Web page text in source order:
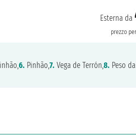
Esterna da
prezzo
6. Pinhão,7. Vega de Terrón,8. Peso